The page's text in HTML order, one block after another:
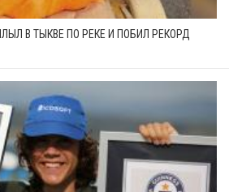
В ТЫКВЕ ПО РЕКЕ И ПОБИЛ РЕКОРД